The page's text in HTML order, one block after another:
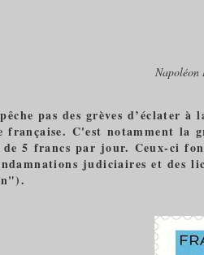
Napoléon
pas des grèves
française. C'est notamment la
5 francs par jour. Ceux-ci
judiciaires et des